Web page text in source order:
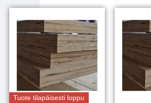
Tuote tilapäisesti loppu